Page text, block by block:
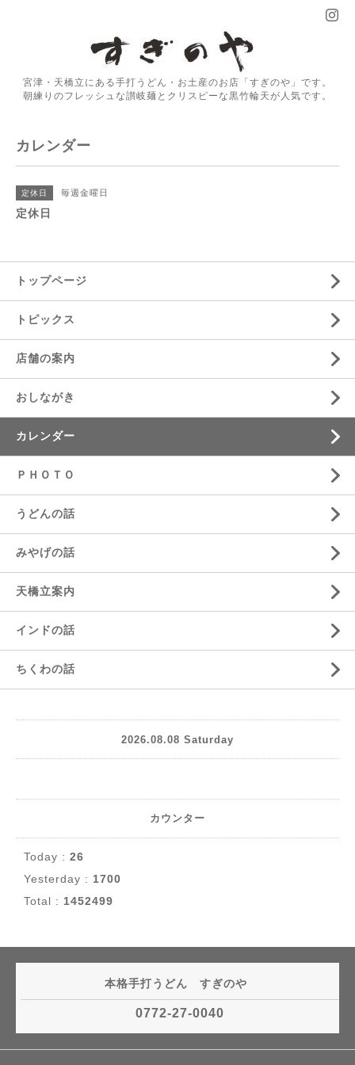
宮津・天橋立にある手打うどん・お土産のお店「すぎのや」です。
朝練りのフレッシュな讃岐麺とクリスピーな黒竹輪天が人気です。
カレンダー
定休日 毎週金曜日
定休日
トップページ
トピックス
店舗の案内
おしながき
カレンダー
ＰＨＯＴＯ
うどんの話
みやげの話
天橋立案内
インドの話
ちくわの話
2026.08.08 Saturday
カウンター
Today : 26
Yesterday : 1700
Total : 1452499
本格手打うどん すぎのや
0772-27-0040